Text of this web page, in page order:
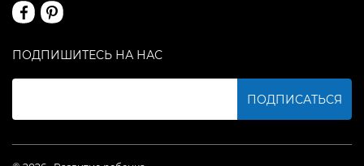
ПОДПИШИТЕСЬ НА НАС
ПОДПИСАТЬСЯ